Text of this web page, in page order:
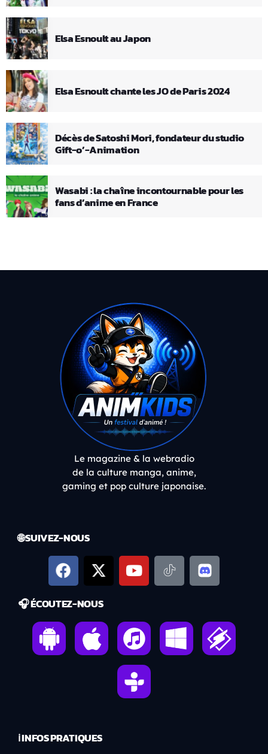
Elsa Esnoult au Japon
Elsa Esnoult chante les JO de Paris 2024
Décès de Satoshi Mori, fondateur du studio
Gift-o’-Animation
Wasabi : la chaîne incontournable pour les
fans d’anime en France
Le magazine & la webradio
de la culture manga, anime,
gaming et pop culture japonaise.
🌐 SUIVEZ-NOUS
🎧 ÉCOUTEZ-NOUS
ℹ️ INFOS PRATIQUES